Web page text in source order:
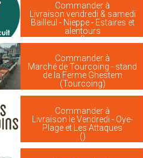
Commander à
Livraison vendredi & samedi
Bailleul - Nieppe - Estaires et
alentours
()
Commander à
Marché de Tourcoing - stand
de la Ferme Ghestem
(Tourcoing)
Commander à
Livraison le Vendredi - Oye-
Plage et Les Attaques
()